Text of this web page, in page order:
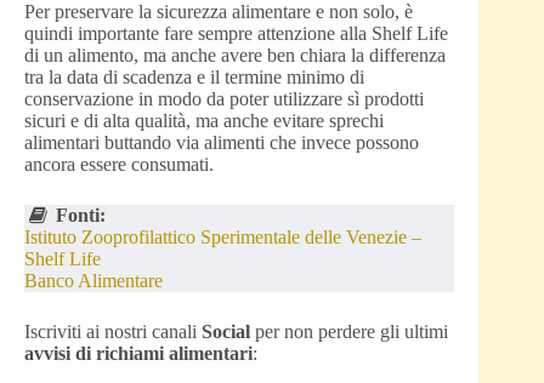
Per preservare la sicurezza alimentare e non solo, è
quindi importante fare sempre attenzione alla Shelf Life
di un alimento, ma anche avere ben chiara la differenza
tra la data di scadenza e il termine minimo di
conservazione in modo da poter utilizzare sì prodotti
sicuri e di alta qualità, ma anche evitare sprechi
alimentari buttando via alimenti che invece possono
ancora essere consumati.
Fonti:
Istituto Zooprofilattico Sperimentale delle Venezie –
Shelf Life
Banco Alimentare
Iscriviti ai nostri canali Social per non perdere gli ultimi
avvisi di richiami alimentari: